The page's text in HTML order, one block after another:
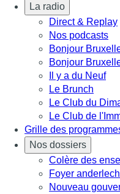
La radio
Direct & Replay
Nos podcasts
Bonjour
Bonjour
Il y a du Neuf
Le Brunch
Le Club du
Le Club de
Grille des
Nos dossiers
Colère des
Foyer
Nouveau